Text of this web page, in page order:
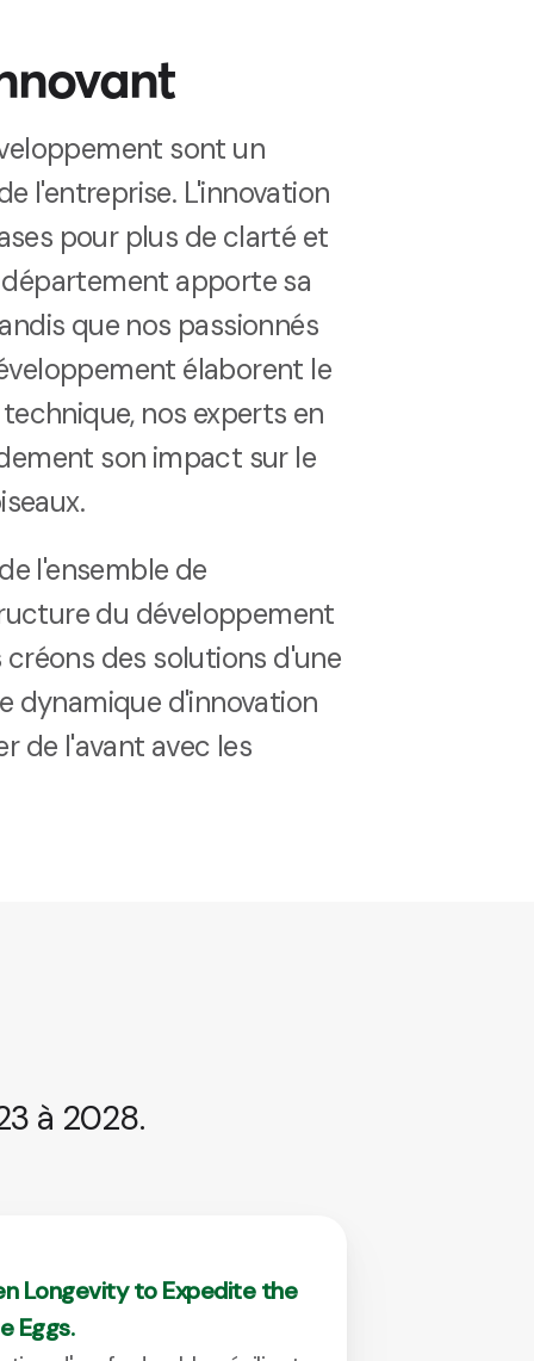
sont un
l'entreprise. L'innovation
pour plus de clarté et
apporte sa
que nos passionnés
élaborent le
nos experts en
son impact sur le
l'ensemble de
du développement
des solutions d'une
dynamique d'innovation
de l'avant avec les
à 2028.
Longevity to Expedite the
Eggs.